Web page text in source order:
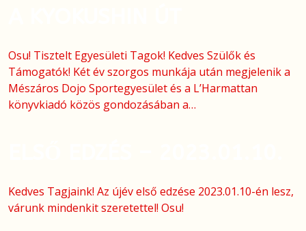
Osu! Tisztelt Egyesületi Tagok! Kedves Szülők és
Támogatók! Két év szorgos munkája után megjelenik a
Mészáros Dojo Sportegyesület és a L’Harmattan
könyvkiadó közös gondozásában a…
Kedves Tagjaink! Az újév első edzése 2023.01.10-én lesz,
várunk mindenkit szeretettel! Osu!